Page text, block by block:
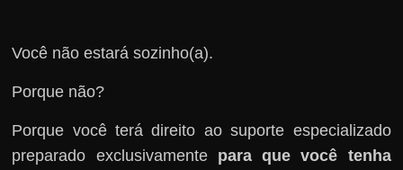
Você não estará sozinho(a).
Porque não?
Porque você terá direito ao suporte especializado
preparado exclusivamente para que você tenha